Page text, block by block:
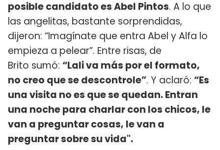
posible candidato es Abel Pintos. A lo que
las angelitas, bastante sorprendidas,
dijeron: “Imagínate que entra Abel y Alfa lo
empieza a pelear”. Entre risas, de
Brito sumó: “Lali va más por el formato,
no creo que se descontrole”. Y aclaró: “Es
una visita no es que se quedan. Entran
una noche para charlar con los chicos, le
van a preguntar cosas, le van a
preguntar sobre su vida".